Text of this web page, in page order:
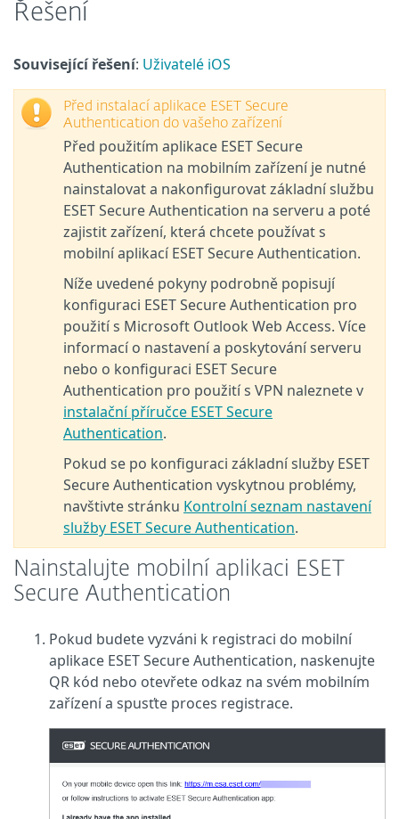
Řešení
Související řešení: Uživatelé iOS
Před instalací aplikace ESET Secure
Authentication do vašeho zařízení
Před použitím aplikace ESET Secure
Authentication na mobilním zařízení je nutné
nainstalovat a nakonfigurovat základní službu
ESET Secure Authentication na serveru a poté
zajistit zařízení, která chcete používat s
mobilní aplikací ESET Secure Authentication.
Níže uvedené pokyny podrobně popisují
konfiguraci ESET Secure Authentication pro
použití s Microsoft Outlook Web Access. Více
informací o nastavení a poskytování serveru
nebo o konfiguraci ESET Secure
Authentication pro použití s VPN naleznete v
instalační příručce ESET Secure
Authentication.
Pokud se po konfiguraci základní služby ESET
Secure Authentication vyskytnou problémy,
navštivte stránku Kontrolní seznam nastavení
služby ESET Secure Authentication.
Nainstalujte mobilní aplikaci ESET
Secure Authentication
Pokud budete vyzváni k registraci do mobilní
aplikace ESET Secure Authentication, naskenujte
QR kód nebo otevřete odkaz na svém mobilním
zařízení a spusťte proces registrace.